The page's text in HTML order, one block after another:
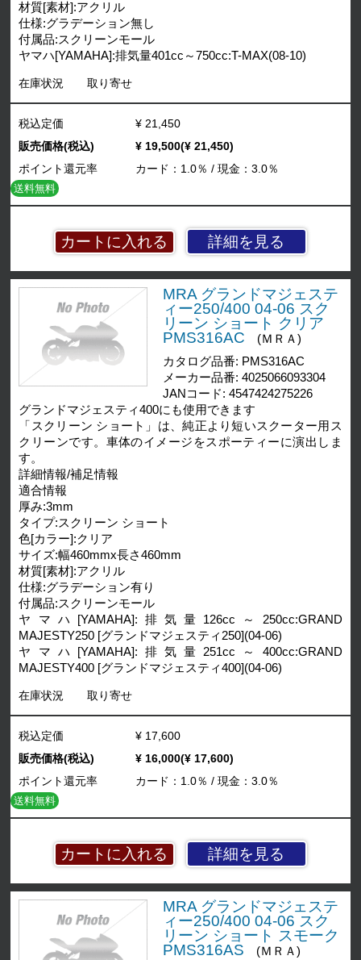
材質[素材]:アクリル
仕様:グラデーション無し
付属品:スクリーンモール
ヤマハ[YAMAHA]:排気量401cc～750cc:T-MAX(08-10)
在庫状況 取り寄せ
詳細を見る
税込定価
¥ 21,450
販売価格(税込)
¥ 19,500(¥ 21,450)
ポイント還元率
カード：1.0％ / 現金：3.0％
送料無料
MRA グランドマジェステ
ィー250/400 04-06 スク
リーン ショート クリア
PMS316AC
(ＭＲＡ)
カタログ品番: PMS316AC
メーカー品番: 4025066093304
JANコード: 4547424275226
グランドマジェスティ400にも使用できます
「スクリーン ショート」は、純正より短いスクーター用ス
クリーンです。車体のイメージをスポーティーに演出しま
す。
詳細情報/補足情報
適合情報
厚み:3mm
タイプ:スクリーン ショート
色[カラー]:クリア
サイズ:幅460mmx長さ460mm
材質[素材]:アクリル
仕様:グラデーション有り
付属品:スクリーンモール
ヤマハ[YAMAHA]:排気量126cc～250cc:GRAND
MAJESTY250 [グランドマジェスティ250](04-06)
ヤマハ[YAMAHA]:排気量251cc～400cc:GRAND
MAJESTY400 [グランドマジェスティ400](04-06)
在庫状況 取り寄せ
詳細を見る
税込定価
¥ 17,600
販売価格(税込)
¥ 16,000(¥ 17,600)
ポイント還元率
カード：1.0％ / 現金：3.0％
送料無料
MRA グランドマジェステ
ィー250/400 04-06 スク
リーン ショート スモーク
PMS316AS
(ＭＲＡ)